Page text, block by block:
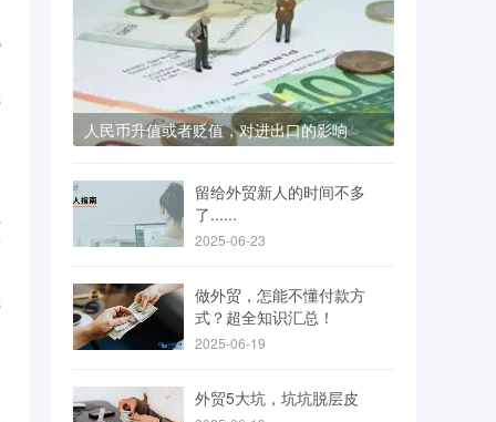
人民币升值或者贬值，对进出口的影响
留给外贸新人的时间不多
了......
2025-06-23
做外贸，怎能不懂付款方
式？超全知识汇总！
2025-06-19
外贸5大坑，坑坑脱层皮